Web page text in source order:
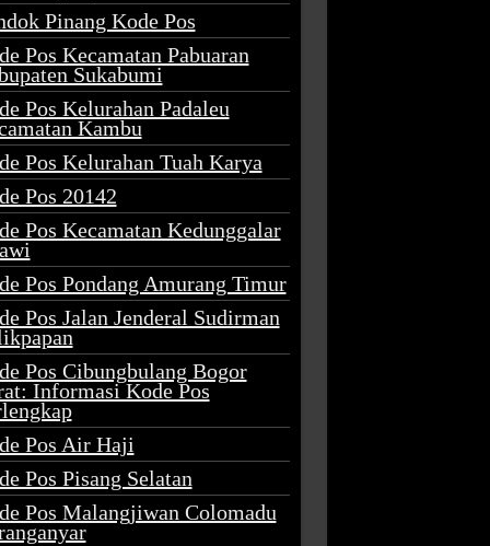
Pinang Kode Pos
Pos Kecamatan Pabuaran
Sukabumi
Pos Kelurahan Padaleu
Kambu
Pos Kelurahan Tuah Karya
Pos 20142
Pos Kecamatan Kedunggalar
Pos Pondang Amurang Timur
Pos Jalan Jenderal Sudirman
Pos Cibungbulang Bogor
Informasi Kode Pos
Pos Air Haji
Pos Pisang Selatan
Pos Malangjiwan Colomadu